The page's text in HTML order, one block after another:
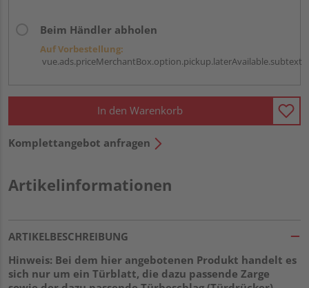
Beim Händler abholen
Auf Vorbestellung:
vue.ads.priceMerchantBox.option.pickup.laterAvailable.subtext
In den Warenkorb
Komplettangebot anfragen
Artikelinformationen
ARTIKELBESCHREIBUNG
Hinweis: Bei dem hier angebotenen Produkt handelt es
sich nur um ein Türblatt, die dazu passende Zarge